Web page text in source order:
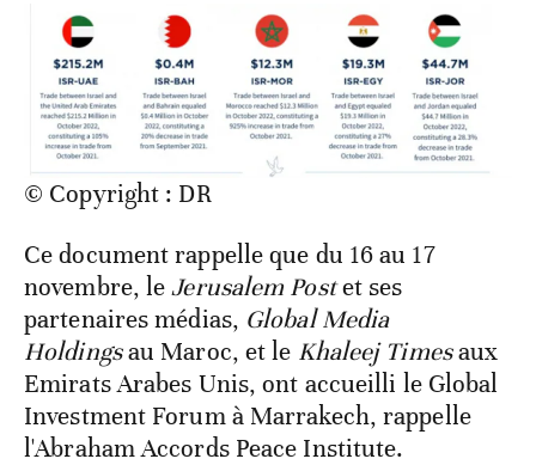
© Copyright : DR
Ce document rappelle que du 16 au 17
novembre, leJerusalem Postet ses
partenaires médias, Global Media
Holdingsau Maroc, et le Khaleej Timesaux
Emirats Arabes Unis, ont accueilli le Global
Investment Forum à Marrakech, rappelle
l'Abraham Accords Peace Institute.